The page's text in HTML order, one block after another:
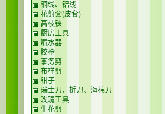
铜线、铝线
花剪套(皮套)
高枝铗
厨房工具
喷水器
胶枪
事务剪
布样剪
钳子
瑞士刀、折刀、海棉刀
玫瑰工具
生花剪